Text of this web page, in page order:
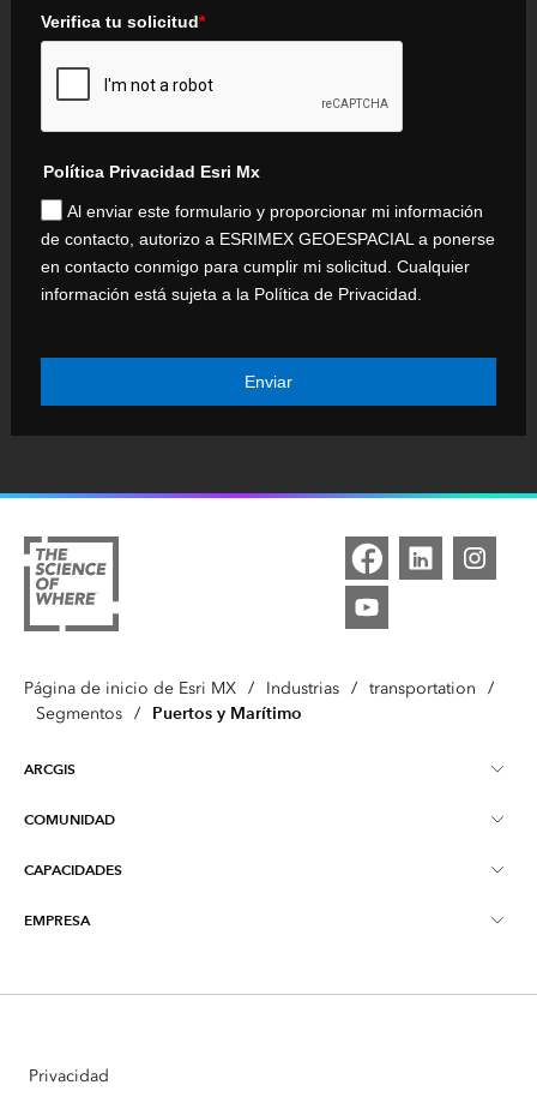
Verifica tu solicitud*
Política Privacidad Esri Mx
Al enviar este formulario y proporcionar mi información
de contacto, autorizo a ESRIMEX GEOESPACIAL a ponerse
en contacto conmigo para cumplir mi solicitud. Cualquier
información está sujeta a la Política de Privacidad.
Enviar
Página de inicio de Esri MX / Industrias / transportation
/
Segmentos / Puertos y Marítimo
ARCGIS
Descripción general de ArcGIS
Mapeo
ArcGIS Enterprise
COMUNIDAD
Blog
Educación
CAPACIDADES
¿Qué son los SIG?
EMPRESA
Privacidad